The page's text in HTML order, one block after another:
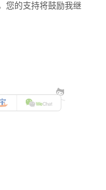
您的支持将鼓励我继